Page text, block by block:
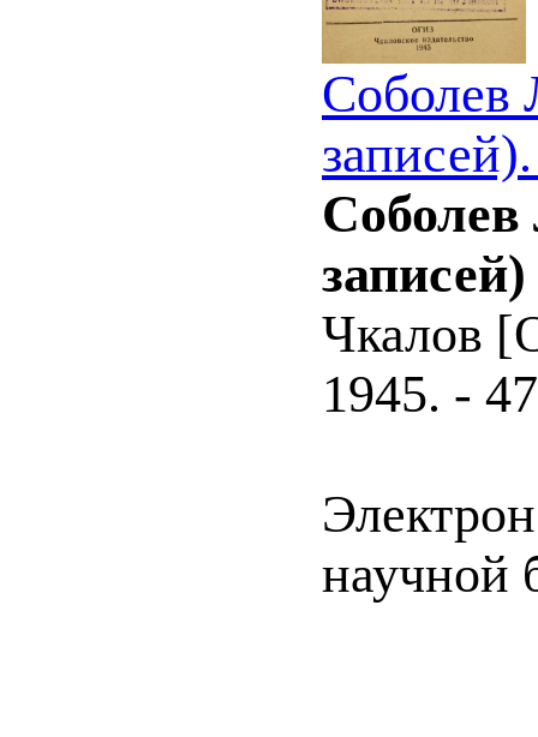
Соболев
Чкалов
1945. -
научной